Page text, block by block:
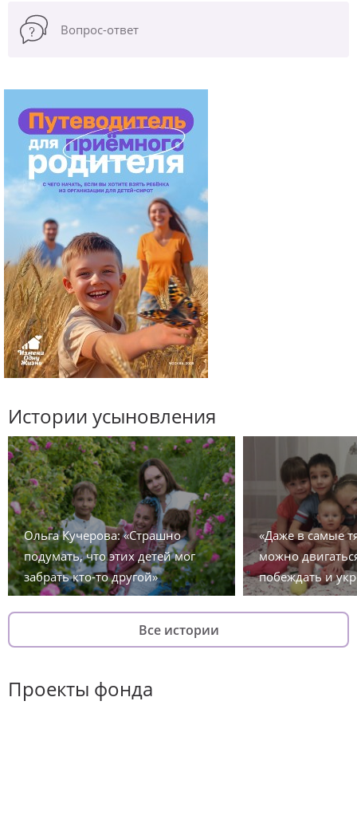
Вопрос-ответ
Истории усыновления
Ольга Кучерова: «Страшно
подумать, что этих детей мог
забрать кто-то другой»
«Даже в самые
можно
побеждать и
Все истории
Проекты фонда